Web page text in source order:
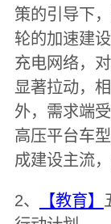
策的引导下
轮的加速建
充电网络，
显著拉动，
外，需求端
高压平台车
成建设主流
2、 【教育】